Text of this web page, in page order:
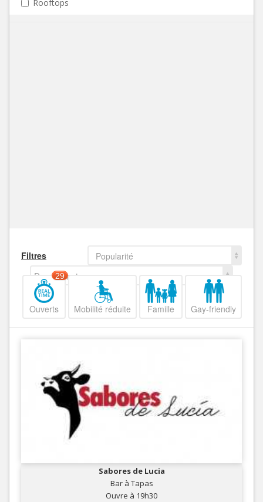
Rooftops
Filtres
Popularité
Decroissant
Ouverts
29
Mobilité réduite Famille Gay-friendly
Sabores de Lucia
Bar à Tapas
Ouvre à 19h30